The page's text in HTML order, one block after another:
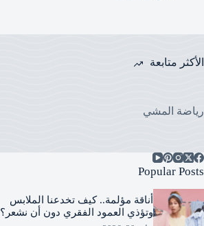
الأكثر متابعة
رياضة المشي
Popular Posts
أناقة مؤلمة.. كيف تخدعنا الملابس
وتؤذي العمود الفقري دون أن نشعر؟